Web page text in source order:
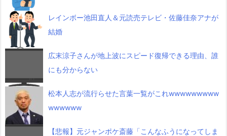
レインボー池田直人＆元読売テレビ・佐藤佳奈アナが
結婚
広末涼子さんが地上波にスピード復帰できる理由、誰
にも分からない
松本人志が流行らせた言葉一覧がこれwwwwwwwww
wwwwww
【悲報】元ジャンポケ斎藤「こんなふうになってしま